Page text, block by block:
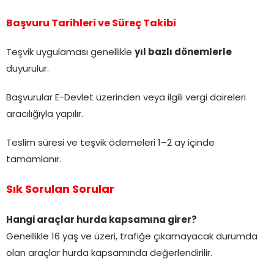
Başvuru Tarihleri ve Süreç Takibi
Teşvik uygulaması genellikle yıl bazlı dönemlerle
duyurulur.
Başvurular E-Devlet üzerinden veya ilgili vergi daireleri
aracılığıyla yapılır.
Teslim süresi ve teşvik ödemeleri 1–2 ay içinde
tamamlanır.
Sık Sorulan Sorular
Hangi araçlar hurda kapsamına girer?
Genellikle 16 yaş ve üzeri, trafiğe çıkamayacak durumda
olan araçlar hurda kapsamında değerlendirilir.